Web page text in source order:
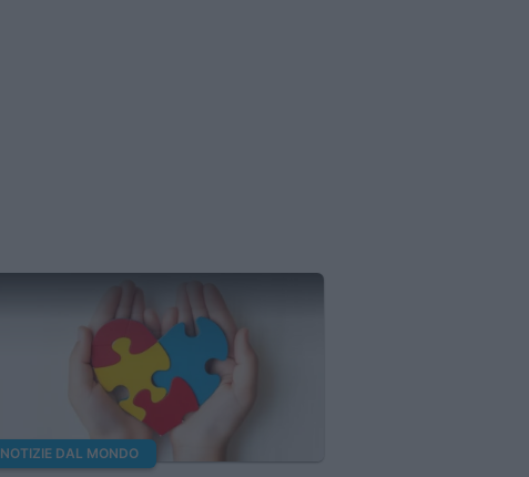
NOTIZIE DAL MONDO